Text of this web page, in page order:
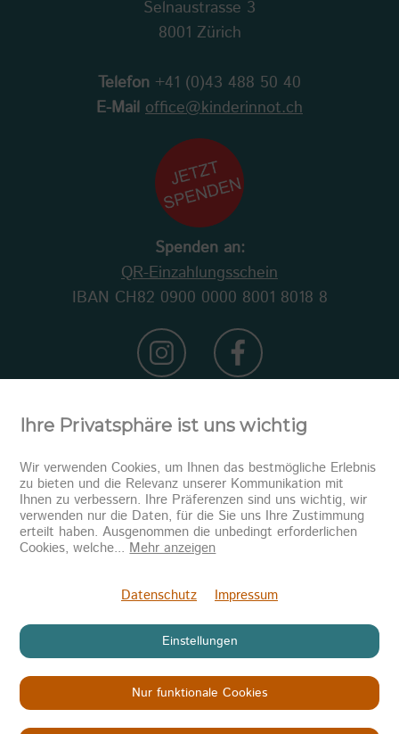
Selnaustrasse 3
8001 Zürich
Telefon +41 (0)43 488 50 40
E-Mail office@kinderinnot.ch
Spenden an:
QR-Einzahlungsschein
IBAN CH82 0900 0000 8001 8018 8
Newsletter abonnieren
Copyright © 2026KINDER IN NOT
Datenschutz
Impressum AGB
Ihre Privatsphäre ist uns wichtig
Wir verwenden Cookies, um Ihnen das bestmögliche Erlebnis
zu bieten und die Relevanz unserer Kommunikation mit
Ihnen zu verbessern. Ihre Präferenzen sind uns wichtig, wir
verwenden nur die Daten, für die Sie uns Ihre Zustimmung
erteilt haben. Ausgenommen die unbedingt erforderlichen
Cookies, welche... Mehr anzeigen
Datenschutz Impressum
Einstellungen
Nur funktionale Cookies